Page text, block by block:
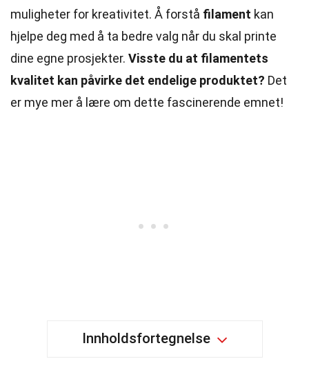
muligheter for kreativitet. Å forstå filament kan
hjelpe deg med å ta bedre valg når du skal printe
dine egne prosjekter. Visste du at filamentets
kvalitet kan påvirke det endelige produktet? Det
er mye mer å lære om dette fascinerende emnet!
Innholdsfortegnelse